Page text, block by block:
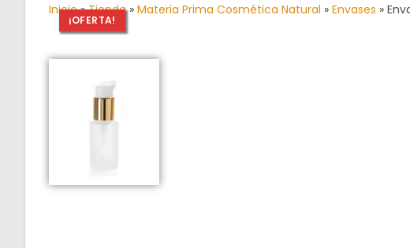
Inicio»Tienda» Materia Prima Cosmética Natural » Envases »
¡OFERTA!